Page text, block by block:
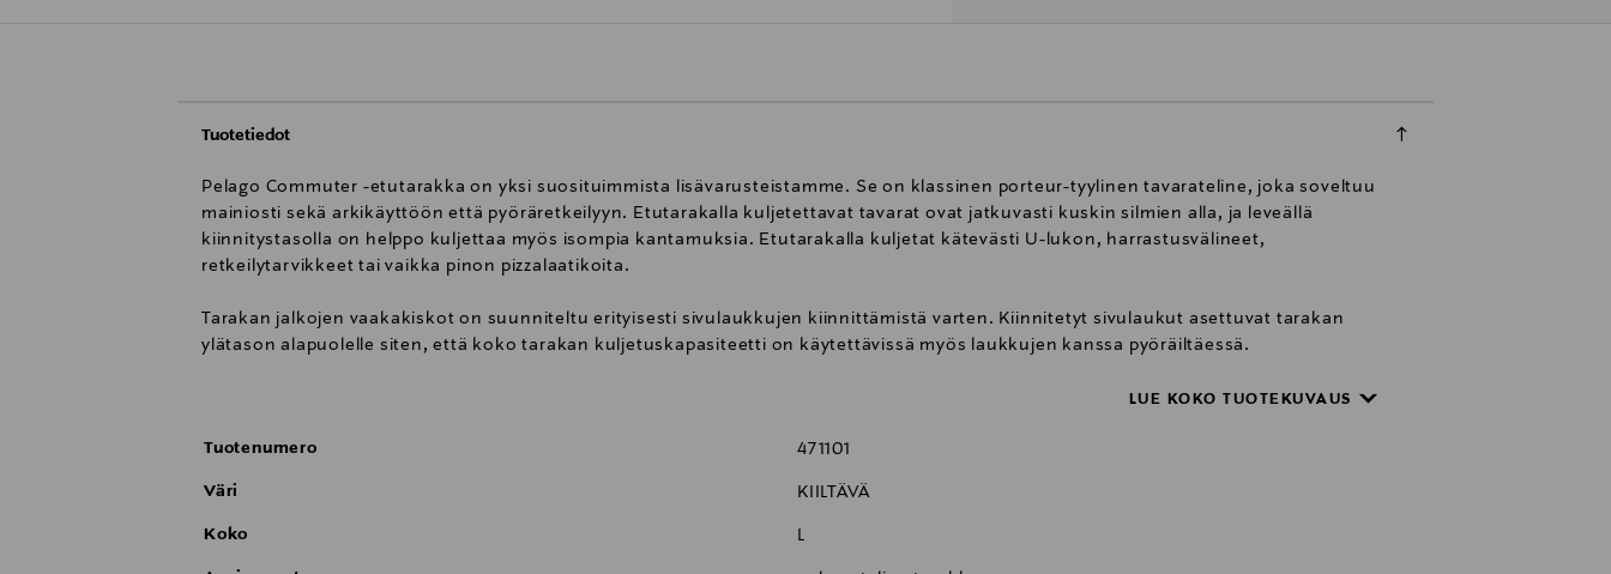
Tuotetiedot
Pelago Commuter -etutarakka on yksi suosituimmista lisävarusteistamme. Se on klassinen porteur-tyylinen tavarateline, joka soveltuu
mainiosti sekä arkikäyttöön että pyöräretkeilyyn. Etutarakalla kuljetettavat tavarat ovat jatkuvasti kuskin silmien alla, ja leveällä
kiinnitystasolla on helppo kuljettaa myös isompia kantamuksia. Etutarakalla kuljetat kätevästi U-lukon, harrastusvälineet,
retkeilytarvikkeet tai vaikka pinon pizzalaatikoita.
Tarakan jalkojen vaakakiskot on suunniteltu erityisesti sivulaukkujen kiinnittämistä varten. Kiinnitetyt sivulaukut asettuvat tarakan
ylätason alapuolelle siten, että koko tarakan kuljetuskapasiteetti on käytettävissä myös laukkujen kanssa pyöräiltäessä.
Commuter-etutarakat on valmistettu ruostumattomasta teräsputkesta, joten se on kevyt ja kestävä. Tarakoita on saatavilla kahdessa
välillä. Commuter-etutarakoiden mukana toimitetaan myös kiinnike lamppua varten.
LUE KOKO TUOTEKUVAUS
Tuotenumero 471101
Väri KIILTÄVÄ
Koko L